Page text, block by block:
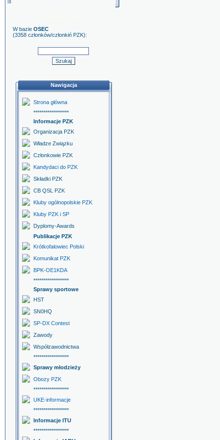
W bazie OSEC
(3358 członków/członkiń PZK):
Nawigacja
Strona główna
******************
Informacje PZK
Organizacja PZK
Władze Związku
Członkowie PZK
Kandydaci do PZK
Składki PZK
CB QSL PZK
Kluby ogólnopolskie PZK
Kluby PZK i SP
Dyplomy-Awards
Publikacje PZK
Krótkofalowiec Polski
Komunikat PZK
BPK-OE1KDA
******************
Sprawy sportowe
HST
SN0HQ
SP-DX Contest
Zawody
Współzawodnictwa
******************
Sprawy młodzieży
Obozy PZK
******************
UKE-informacje
******************
Informacje ITU
******************